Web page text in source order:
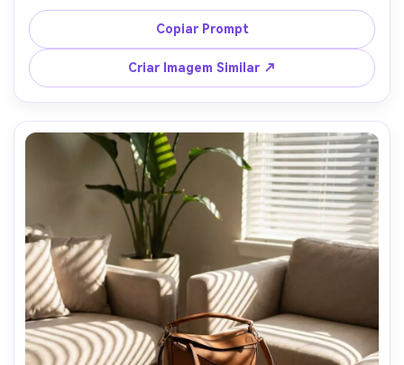
couro realistas, foto lifestyle cinematográfica --ar 4:5
Copiar Prompt
Criar Imagem Similar ↗